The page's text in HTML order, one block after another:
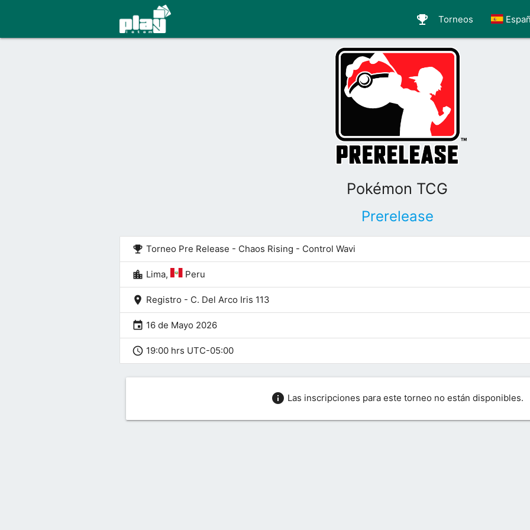
emoji_events Torneos
Pokémon TCG
Prerelease
emoji_events Torneo Pre Release - Chaos Rising - Control Wavi
location_city Lima, Peru
location_on Registro - C. Del Arco Iris 113
event 16 de Mayo 2026
schedule 19:00 hrs UTC-05:00
info Las inscripciones para este torneo no están disponibles.